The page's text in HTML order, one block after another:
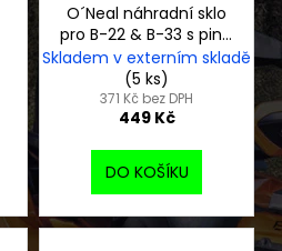
O´Neal náhradní sklo
pro B-22 & B-33 s piny,
čirá
Skladem v externím skladě
(5 ks)
371 Kč bez DPH
449 Kč
DO KOŠÍKU